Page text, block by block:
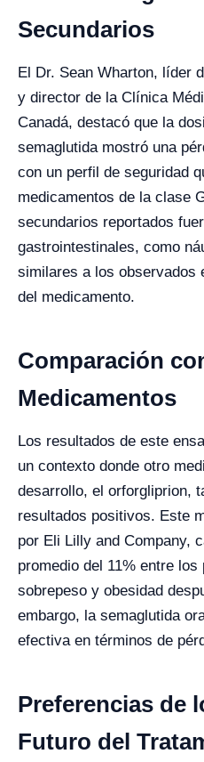
Secundarios
El Dr. Sean Wharton, líder
y director de la Clínica
Canadá, destacó que la
semaglutida mostró una
con un perfil de seguridad
medicamentos de la clase
secundarios reportados
gastrointestinales, como
similares a los observados
del medicamento.
Comparación
Medicamentos
Los resultados de este
un contexto donde otro
desarrollo, el orforgliprion,
resultados positivos. Este
por Eli Lilly and Company,
promedio del 11% entre
sobrepeso y obesidad
embargo, la semaglutida
efectiva en términos de
Preferencias de
Futuro del